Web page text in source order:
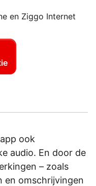
en Ziggo Internet
ook
audio. En door de
– zoals
en omschrijvingen